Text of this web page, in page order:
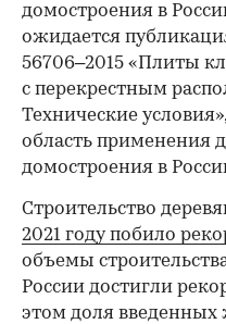
домостроения в
ожидается
56706–2015 «Плиты
с перекрестным
Технические
область применения
домостроения в
Строительство
2021 году побило
объемы
России достигли
этом доля